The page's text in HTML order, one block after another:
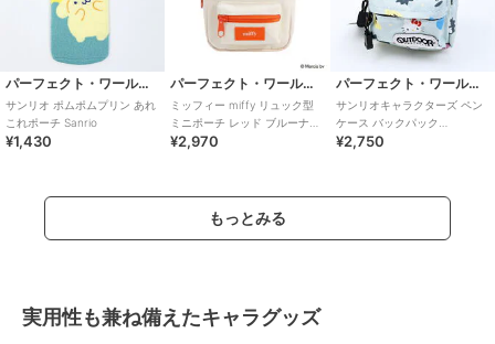
パーフェクト・ワールド・トーキョー
サンリオ ポムポムプリン あれ
これポーチ Sanrio
¥1,430
パーフェクト・ワールド・トーキョー
ミッフィー miffy リュック型
ミニポーチ レッド ブルーナ・
カラーシリーズ
¥2,970
パーフェクト・ワールド・トーキョー
サンリオキャラクターズ ペン
ケース バックパック
OUTDOOR PRODUCTS ポーチ
¥2,750
もっとみる
実用性も兼ね備えたキャラグッズ